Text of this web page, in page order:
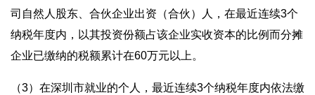
司自然人股东、合伙企业出资（合伙）人，在最近连续3个
纳税年度内，以其投资份额占该企业实收资本的比例而分摊
企业已缴纳的税额累计在60万元以上。
（3）在深圳市就业的个人，最近连续3个纳税年度内依法缴